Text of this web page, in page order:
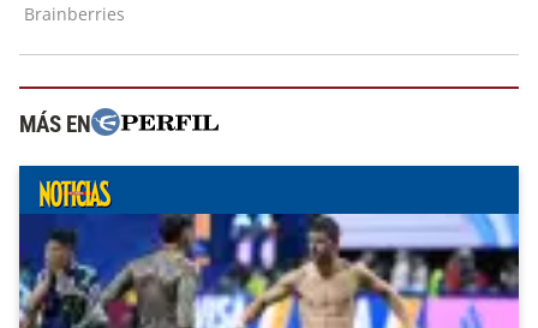
MÁS EN